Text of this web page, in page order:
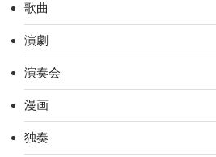
歌曲
演劇
演奏会
漫画
独奏